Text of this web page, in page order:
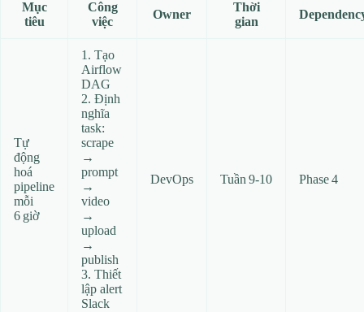
Mục
tiêu
Công
việc
Owner
Thời
gian
Tự
động
hoá
pipeline
mỗi
6 giờ
1. Tạo
Airflow
DAG
2. Định
nghĩa
task:
scrape
→
prompt
→
video
→
upload
→
publish
3. Thiết
lập alert
Slack
DevOps Tuần 9‑10 Phase 4